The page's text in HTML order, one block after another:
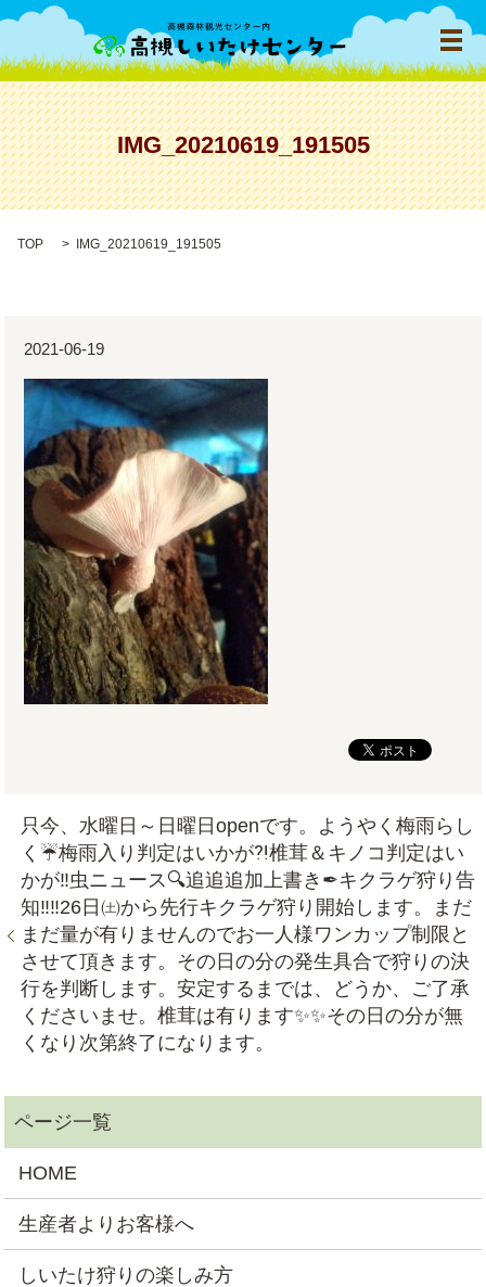
メ
IMG_20210619_191505
TOP IMG_20210619_191505
2021-06-19
只今、水曜日～日曜日openです。ようやく梅雨らし
く☔梅雨入り判定はいかが⁈椎茸＆キノコ判定はい
かが‼虫ニュース🔍追追追加上書き✒キクラゲ狩り告
知‼‼26日㈯から先行キクラゲ狩り開始します。まだ
まだ量が有りませんのでお一人様ワンカップ制限と
させて頂きます。その日の分の発生具合で狩りの決
行を判断します。安定するまでは、どうか、ご了承
くださいませ。椎茸は有ります✨✨その日の分が無
くなり次第終了になります。
HOME
生産者よりお客様へ
しいたけ狩りの楽しみ方